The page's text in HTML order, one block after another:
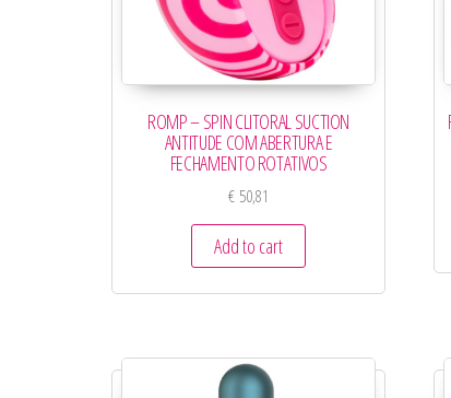
ROMP – SPIN CLITORAL SUCTION
ANTITUDE COM ABERTURA E
FECHAMENTO ROTATIVOS
€ 50,81
Add to cart